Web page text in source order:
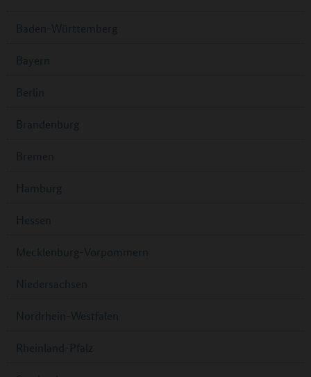
Baden-Württemberg
Bayern
Berlin
Brandenburg
Bremen
Hamburg
Hessen
Mecklenburg-Vorpommern
Niedersachsen
Nordrhein-Westfalen
Rheinland-Pfalz